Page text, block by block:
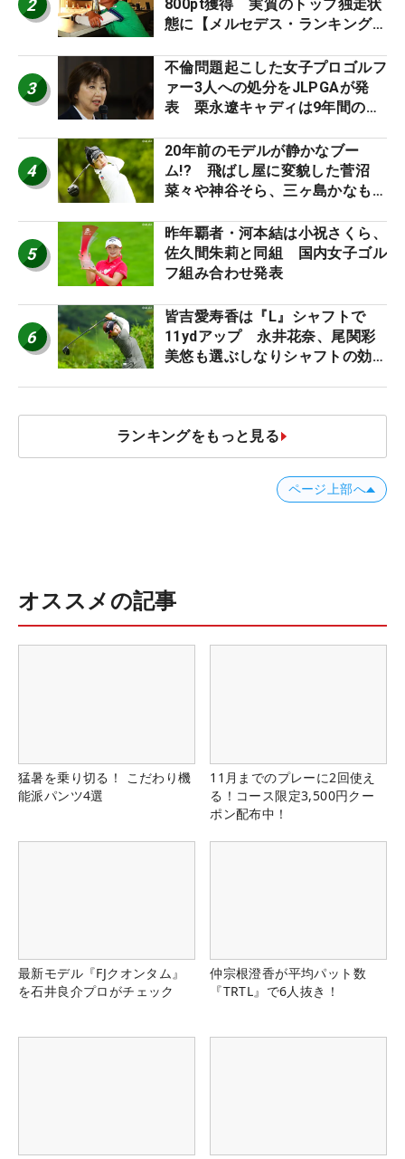
2
800pt獲得 実質のトップ独走状
態に【メルセデス・ランキング番
3
不倫問題起こした女子プロゴルフ
ァー3人への処分をJLPGAが発
表 栗永遼キャディは9年間の立
4
20年前のモデルが静かなブー
ム!? 飛ばし屋に変貌した菅沼
菜々や神谷そら、三ヶ島かなも使
ロたちの“飛ばしギア”】
5
昨年覇者・河本結は小祝さくら、
佐久間朱莉と同組 国内女子ゴル
フ組み合わせ発表
6
皆吉愛寿香は『L』シャフトで
11ydアップ 永井花奈、尾関彩
美悠も選ぶしなりシャフトの効果
ランキングをもっと見る
ページ上部へ
オススメの記事
猛暑を乗り切る！ こだわり機
能派パンツ4選
11月までのプレーに2回使え
る！コース限定3,500円クー
ポン配布中！
最新モデル『FJクオンタム』
を石井良介プロがチェック
仲宗根澄香が平均パット数
『TRTL』で6人抜き！